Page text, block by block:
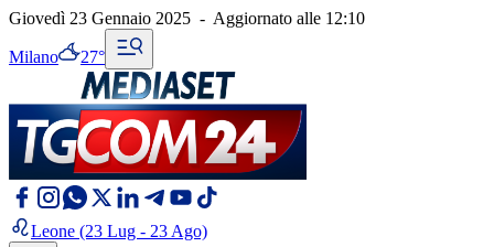
Giovedì 23 Gennaio 2025 - Aggiornato alle 12:10
Milano 27°
Leone (23 Lug - 23 Ago)